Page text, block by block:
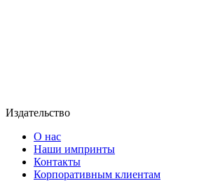
Издательство
О нас
Наши импринты
Контакты
Корпоративным клиентам